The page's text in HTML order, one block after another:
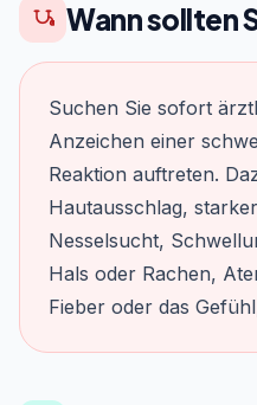
Wann sollten
Suchen Sie sofort
Anzeichen einer
Reaktion auftreten.
Hautausschlag,
Nesselsucht,
Hals oder Rachen,
Fieber oder das